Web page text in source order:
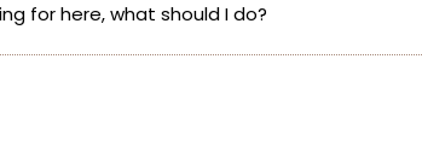
for here, what should I do?